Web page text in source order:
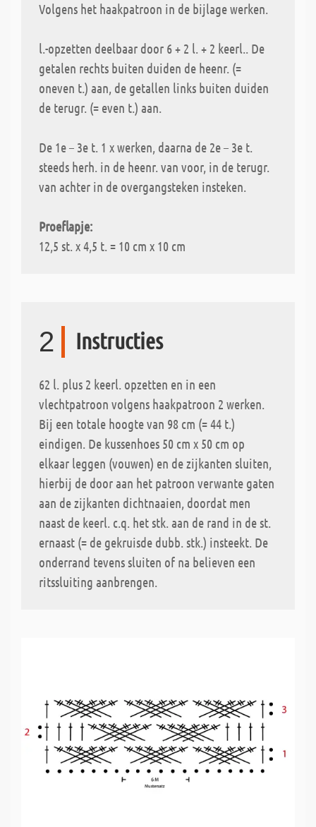
Volgens het haakpatroon in de bijlage werken.
l.-opzetten deelbaar door 6 + 2 l. + 2 keerl.. De
getalen rechts buiten duiden de heenr. (=
oneven t.) aan, de getallen links buiten duiden
de terugr. (= even t.) aan.
De 1e – 3e t. 1 x werken, daarna de 2e – 3e t.
steeds herh. in de heenr. van voor, in de terugr.
van achter in de overgangsteken insteken.
Proeflapje:
12,5 st. x 4,5 t. = 10 cm x 10 cm
2 Instructies
62 l. plus 2 keerl. opzetten en in een
vlechtpatroon volgens haakpatroon 2 werken.
Bij een totale hoogte van 98 cm (= 44 t.)
eindigen. De kussenhoes 50 cm x 50 cm op
elkaar leggen (vouwen) en de zijkanten sluiten,
hierbij de door aan het patroon verwante gaten
aan de zijkanten dichtnaaien, doordat men
naast de keerl. c.q. het stk. aan de rand in de st.
ernaast (= de gekruisde dubb. stk.) insteekt. De
onderrand tevens sluiten of na believen een
ritssluiting aanbrengen.